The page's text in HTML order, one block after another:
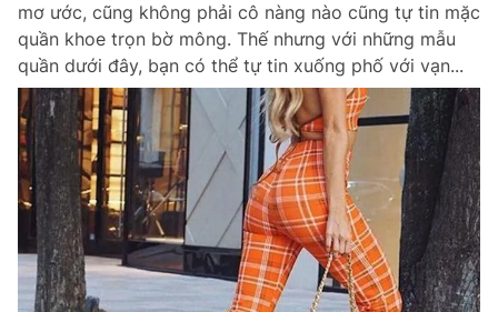
mơ ước, cũng không phải cô nàng nào cũng tự tin mặc
quần khoe trọn bờ mông. Thế nhưng với những mẫu
quần dưới đây, bạn có thể tự tin xuống phố với vạn...